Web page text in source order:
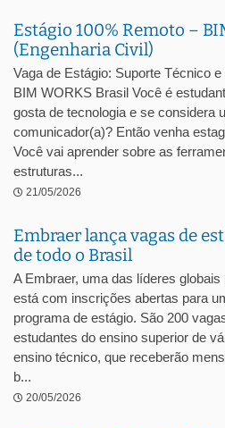
Estágio 100% Remoto –
(Engenharia Civil)
Vaga de Estágio: Suporte Técnico
BIM WORKS Brasil Você é
gosta de tecnologia e se considera
comunicador(a)? Então venha
Você vai aprender sobre as
estruturas...
21/05/2026
Embraer lança vagas de
de todo o Brasil
A Embraer, uma das líderes
está com inscrições abertas para
programa de estágio. São 200
estudantes do ensino superior de
ensino técnico, que receberão
b...
20/05/2026